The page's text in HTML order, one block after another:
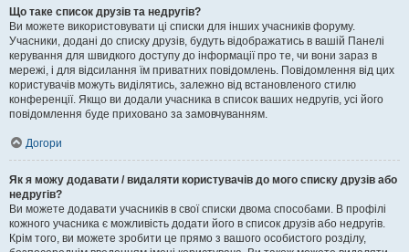
Що таке список друзів та недругів?
Ви можете використовувати ці списки для інших учасників форуму.
Учасники, додані до списку друзів, будуть відображатись в вашій Панелі
керування для швидкого доступу до інформації про те, чи вони зараз в
мережі, і для відсилання їм приватних повідомлень. Повідомлення від цих
користувачів можуть виділятись, залежно від встановленого стилю
конференції. Якщо ви додали учасника в список ваших недругів, усі його
повідомлення буде приховано за замовчуванням.
Догори
Як я можу додавати / видаляти користувачів до мого списку друзів або
недругів?
Ви можете додавати учасників в свої списки двома способами. В профілі
кожного учасника є можливість додати його в список друзів або недругів.
Крім того, ви можете зробити це прямо з вашого особистого розділу,